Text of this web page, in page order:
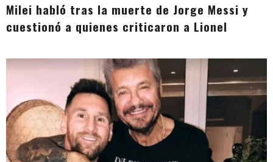
Milei habló tras la muerte de Jorge Messi y
cuestionó a quienes criticaron a Lionel